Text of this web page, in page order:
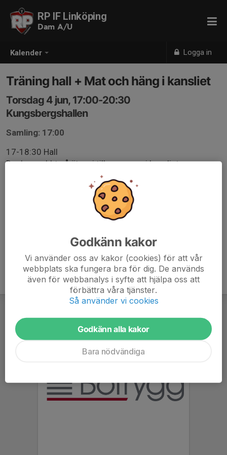
Kalender Logga in
RP IF Linköping
Dam A/U
Träning hall + Mat och häng i kansliet
Torsdag 4 jun, 17:00-20:30
Kungsbergshallen
Samling: 17:00
17-18:30 Hall
Dusha snabbt så äter vi tillsammans i kansliet.
Häng och snacka inför sommaren
Vid förhinder, meddela lagledare Jessica 0708 -58 18
Godkänn kakor
Vi använder oss av kakor (cookies) för att vår
webbplats ska fungera bra för dig. De används
även för webbanalys i syfte att hjälpa oss att
förbättra våra tjänster.
Så använder vi cookies
Godkänn alla kakor
Bara nödvändiga